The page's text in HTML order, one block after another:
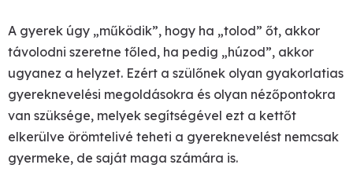
A gyerek úgy „működik”, hogy ha „tolod” őt, akkor
távolodni szeretne tőled, ha pedig „húzod”, akkor
ugyanez a helyzet. Ezért a szülőnek olyan gyakorlatias
gyereknevelési megoldásokra és olyan nézőpontokra
van szüksége, melyek segítségével ezt a kettőt
elkerülve örömtelivé teheti a gyereknevelést nemcsak
gyermeke, de saját maga számára is.